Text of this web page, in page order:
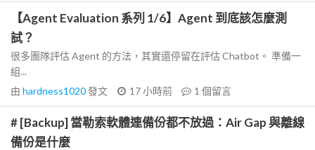
【Agent Evaluation 系列 1/6】Agent 到底該怎麼測
試？
很多團隊評估 Agent 的方法，其實還停留在評估 Chatbot。 準備一
組...
由 hardness1020發文 17 小時前 1 個留言
# [Backup] 當勒索軟體連備份都不放過：Air Gap 與離線
備份是什麼